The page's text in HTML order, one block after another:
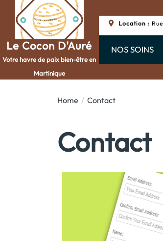
Le Cocon D'Auré
Votre havre de paix bien-être en
Martinique
Location :
NOS SOINS
Home Contact
Contact